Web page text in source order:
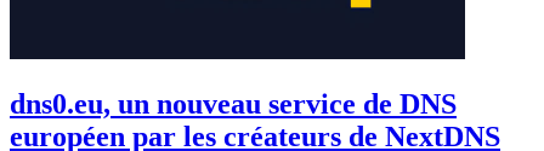
dns0.eu, un nouveau service de DNS
européen par les créateurs de NextDNS